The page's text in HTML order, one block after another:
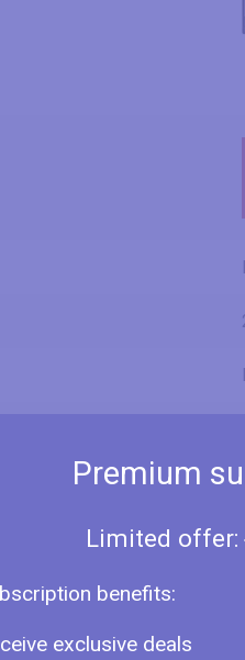
Premium
Limited offer:
benefits:
exclusive deals